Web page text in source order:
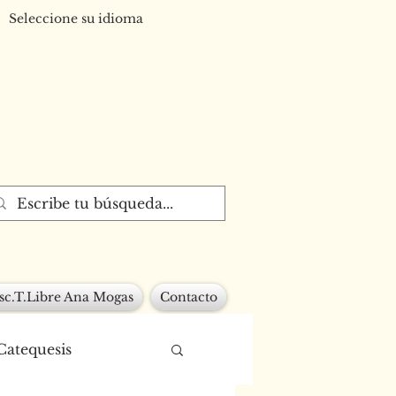
Seleccione su idioma
Ana Mogas Contacto